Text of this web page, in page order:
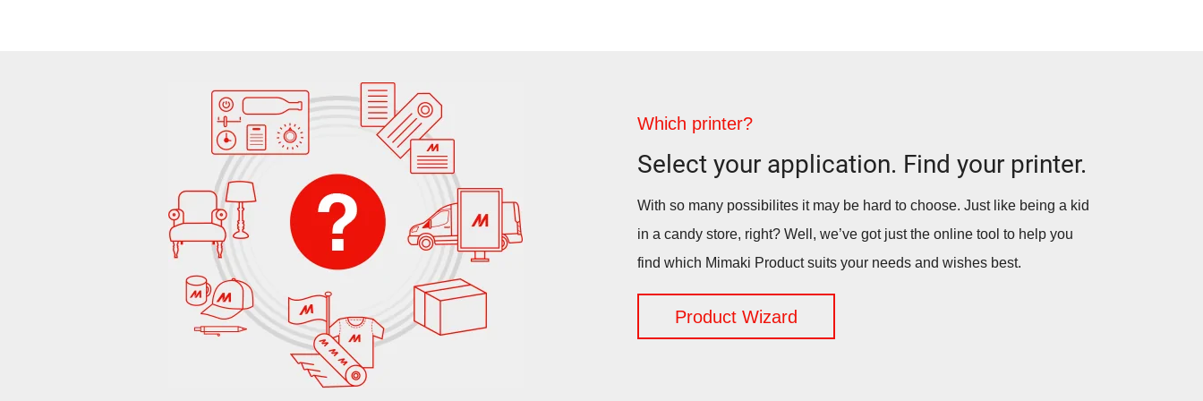
Which printer?
Select your application. Find your printer.
With so many possibilites it may be hard to choose. Just like being a kid
in a candy store, right? Well, we’ve got just the online tool to help you
find which Mimaki Product suits your needs and wishes best.
Product Wizard